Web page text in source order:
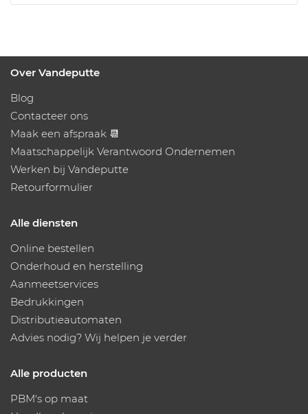
Over Vandeputte
Blog
Contacteer ons
Maak een afspraak 📆
Maatschappelijk Verantwoord Ondernemen
Werken bij Vandeputte
Retourformulier
Alle diensten
Online bestellen
Onderhoud en herstelling
Aanmeetservices
Bedrukkingen
Distributieautomaten
Advies nodig? Wij helpen je verder
Alle producten
PBM's op maat